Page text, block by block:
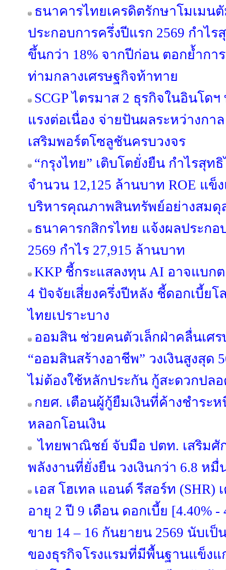
ธนาคารไทยเครดิตรักษาโมเมน
ประกอบการครึ่งปีแรก 2569 กำไ
ขึ้นกว่า 18% จากปีก่อน ตอกย้ำกา
ท่ามกลางเศรษฐกิจท้าทาย
SCGP ไตรมาส 2 ธุรกิจในอินโด
แรงต่อเนื่อง จ่ายปันผลระหว่างกา
เสริมพอร์ตโซลูชันครบวงจร
“กรุงไทย” เติบโตยั่งยืน กำไรสุท
จำนวน 12,125 ล้านบาท ROE แข็
บริหารคุณภาพสินทรัพย์อย่างสมดุ
ธนาคารกสิกรไทย แจ้งผลประกอ
2569 กำไร 27,915 ล้านบาท
KKP ชี้กระแสลงทุน AI อาจแบก
4 ปัจจัยเสี่ยงครึ่งปีหลัง ชี้ดอกเบี้ยโ
ไทยเปราะบาง
ออมสิน ช่วยคนตัวเล็กฝ่าคลื่นเศร
“ออมสินสร้างอาชีพ” วงเงินสูงสุด
ไม่ต้องใช้หลักประกัน กู้สะดวกปล
กยศ. เตือนผู้กู้ยืมเงินที่ค้างชำระ
หลอกโอนเงิน
ไทยพาณิชย์ จับมือ ปตท. เสริมศั
พลังงานที่ยั่งยืน วงเงินกว่า 6.8 ห
เอส โฮเทล แอนด์ รีสอร์ท
อายุ 2 ปี 9 เดือน ดอกเบี้ย [4.40%
ขาย 14 – 16 กันยายน 2569 นับเ
ของธุรกิจโรงแรมที่มีพื้นฐานแข็ง